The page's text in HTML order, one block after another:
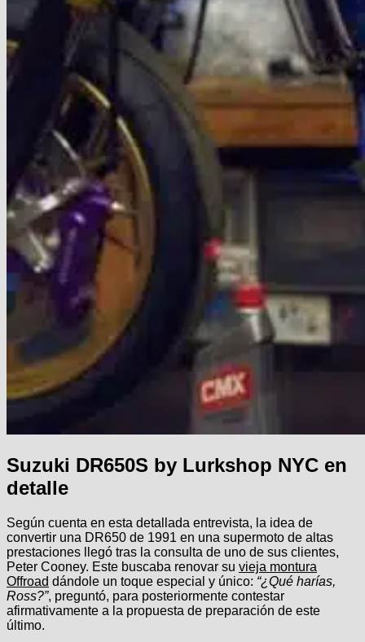
Suzuki DR650S by Lurkshop NYC en
detalle
Según cuenta en esta detallada entrevista, la idea de
convertir una DR650 de 1991 en una supermoto de altas
prestaciones llegó tras la consulta de uno de sus clientes,
Peter Cooney. Este buscaba renovar su vieja montura
Offroad dándole un toque especial y único: “¿Qué harías,
Ross?”, preguntó, para posteriormente contestar
afirmativamente a la propuesta de preparación de este
último.